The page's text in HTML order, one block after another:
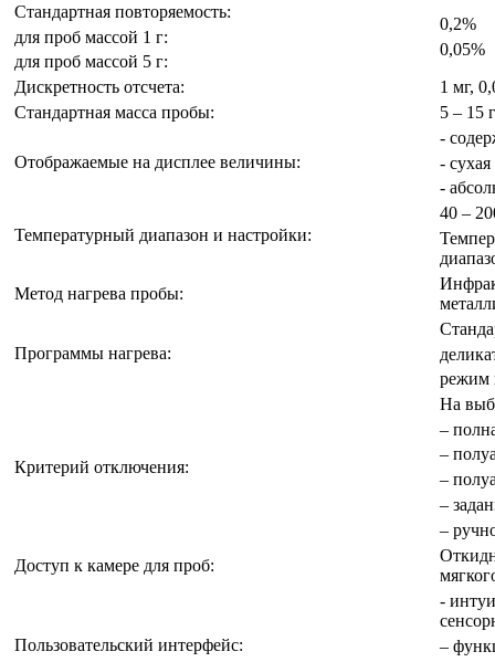
Стандартная повторяемость:
для проб массой 1 г:
для проб массой 5 г:
0,2%
0,05%
Дискретность отсчета:
1 мг,
Стандартная масса пробы:
5 – 15 г
Отображаемые на дисплее величины:
-
- сухая
-
Температурный диапазон и настройки:
40 –
Метод нагрева пробы:
Программы нагрева:
режим
Критерий отключения:
На
–
–
–
–
–
Доступ к камере для проб:
Пользовательский интерфейс:
-
–